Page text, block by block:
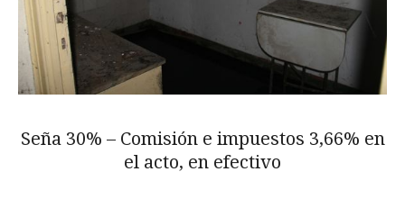
Seña 30% – Comisión e impuestos 3,66% en
el acto, en efectivo